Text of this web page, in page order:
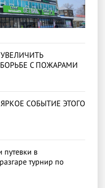
С ПОЖАРАМИ
ЯРКОЕ СОБЫТИЕ ЭТОГО
путевки в
турнир по